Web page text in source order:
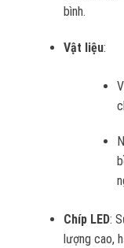
bình.
Vật liệu:
Chíp LED:
lượng cao,